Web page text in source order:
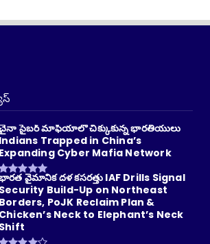
సైబర్ మాఫియాలో చిక్కుకున్న భారతీయులు
Indians Trapped in China’s
Expanding Cyber Mafia Network
వైమానిక దళ కసరత్తు IAF Drills Signal
Security Build-Up on Northeast
Borders, PoJK Reclaim Plan &
Chicken’s Neck to Elephant’s Neck
Shift